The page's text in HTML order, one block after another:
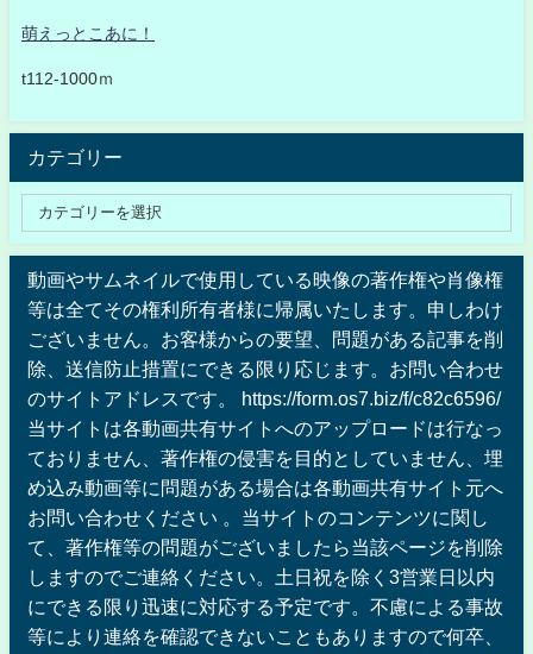
萌えっとこあに！
t112-1000ｍ
カテゴリー
動画やサムネイルで使用している映像の著作権や肖像権
等は全てその権利所有者様に帰属いたします。申しわけ
ございません。お客様からの要望、問題がある記事を削
除、送信防止措置にできる限り応じます。お問い合わせ
のサイトアドレスです。 https://form.os7.biz/f/c82c6596/
当サイトは各動画共有サイトへのアップロードは行なっ
ておりません、著作権の侵害を目的としていません、埋
め込み動画等に問題がある場合は各動画共有サイト元へ
お問い合わせください 。当サイトのコンテンツに関し
て、著作権等の問題がございましたら当該ページを削除
しますのでご連絡ください。土日祝を除く3営業日以内
にできる限り迅速に対応する予定です。不慮による事故
等により連絡を確認できないこともありますので何卒、